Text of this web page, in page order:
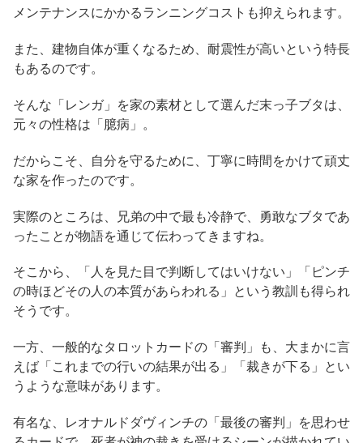
メンテナンスにかかるランニングコストも抑えられます。
また、建物自体が重くなるため、耐震性が高いという特長
もあるのです。
そんな「レンガ」を家の素材として選んだ末っ子ブタは、
元々の性格は「臆病」。
だからこそ、自分を守るために、丁寧に時間をかけて頑丈
な家を作ったのです。
実際のところは、兄弟の中で最も冷静で、勇敢なブタであ
ったことが物語を通じて伝わってきますね。
そこから、「人を見た目で判断してはいけない」「ピンチ
の時ほどその人の本質があらわれる」という教訓も得られ
そうです。
一方、一般的なタロットカードの「審判」も、大まかに言
えば「これまでの行いの結果が出る」「裁きが下る」とい
うような意味があります。
有名な、レオナルドダヴィンチの「最後の審判」を思わせ